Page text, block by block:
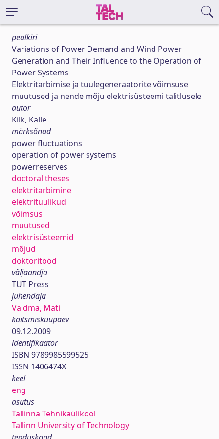
pealkiri
Variations of Power Demand and Wind Power
Generation and Their Influence to the Operation of
Power Systems
Elektritarbimise ja tuulegeneraatorite võimsuse
muutused ja nende mõju elektrisüsteemi talitlusele
autor
Kilk, Kalle
märksõnad
power fluctuations
operation of power systems
powerreserves
doctoral theses
elektritarbimine
elektrituulikud
võimsus
muutused
elektrisüsteemid
mõjud
doktoritööd
väljaandja
TUT Press
juhendaja
Valdma, Mati
kaitsmiskuupäev
09.12.2009
identifikaator
ISBN 9789985599525
ISSN 1406474X
keel
eng
asutus
Tallinna Tehnikaülikool
Tallinn University of Technology